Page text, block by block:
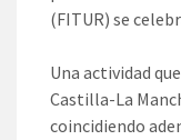
(FITUR) se
Una actividad
Castilla-La
coincidiendo